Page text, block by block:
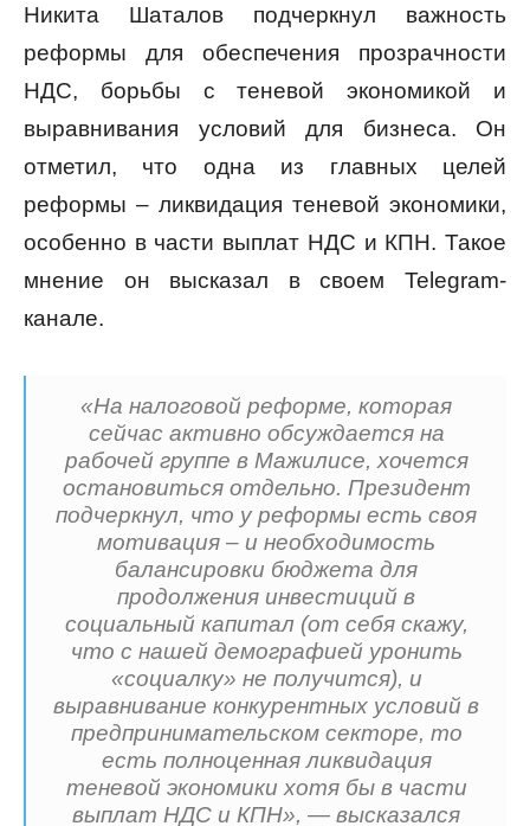
Никита Шаталов подчеркнул важность
реформы для обеспечения прозрачности
НДС, борьбы с теневой экономикой и
выравнивания условий для бизнеса. Он
отметил, что одна из главных целей
реформы – ликвидация теневой экономики,
особенно в части выплат НДС и КПН. Такое
мнение он высказал в своем Telegram-
канале.
«На налоговой реформе, которая
сейчас активно обсуждается на
рабочей группе в Мажилисе, хочется
остановиться отдельно. Президент
подчеркнул, что у реформы есть своя
мотивация – и необходимость
балансировки бюджета для
продолжения инвестиций в
социальный капитал (от себя скажу,
что с нашей демографией уронить
«социалку» не получится), и
выравнивание конкурентных условий в
предпринимательском секторе, то
есть полноценная ликвидация
теневой экономики хотя бы в части
выплат НДС и КПН», — высказался